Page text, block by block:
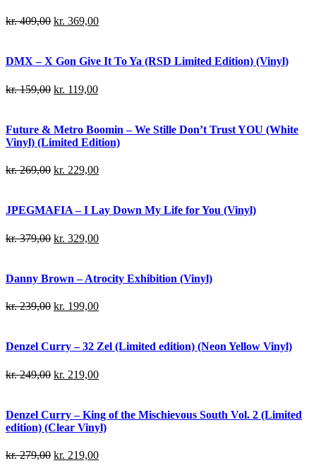
kr.409,00 kr. 369,00
DMX – X Gon Give It To Ya (RSD Limited Edition) (Vinyl)
kr.159,00 kr. 119,00
Future & Metro Boomin – We Stille Don’t Trust YOU (White
Vinyl) (Limited Edition)
kr.269,00 kr. 229,00
JPEGMAFIA – I Lay Down My Life for You (Vinyl)
kr.379,00 kr. 329,00
Danny Brown – Atrocity Exhibition (Vinyl)
kr.239,00 kr. 199,00
Denzel Curry – 32 Zel (Limited edition) (Neon Yellow Vinyl)
kr.249,00 kr. 219,00
Denzel Curry – King of the Mischievous South Vol. 2 (Limited
edition) (Clear Vinyl)
kr.279,00 kr. 219,00